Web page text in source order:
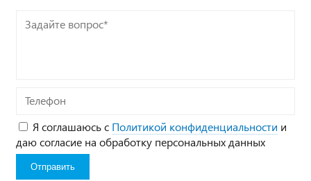
Задайте
вопрос*
Телефон
Я соглашаюсь с Политикой конфиденциальности и
даю согласие на обработку персональных данных